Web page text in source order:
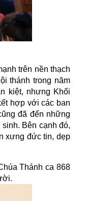
trên nền thạch
thánh trong năm
kiệt, nhưng Khối
hợp với các ban
đã đến những
Bên cạnh đó,
xưng đức tin, dẹp
Thánh ca 868